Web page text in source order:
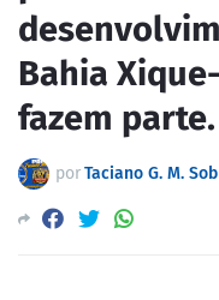
Bahia
fazem parte.
porTaciano G. M.